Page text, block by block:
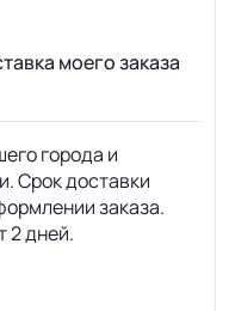
моего заказа
города и
Срок доставки
заказа.
2 дней.